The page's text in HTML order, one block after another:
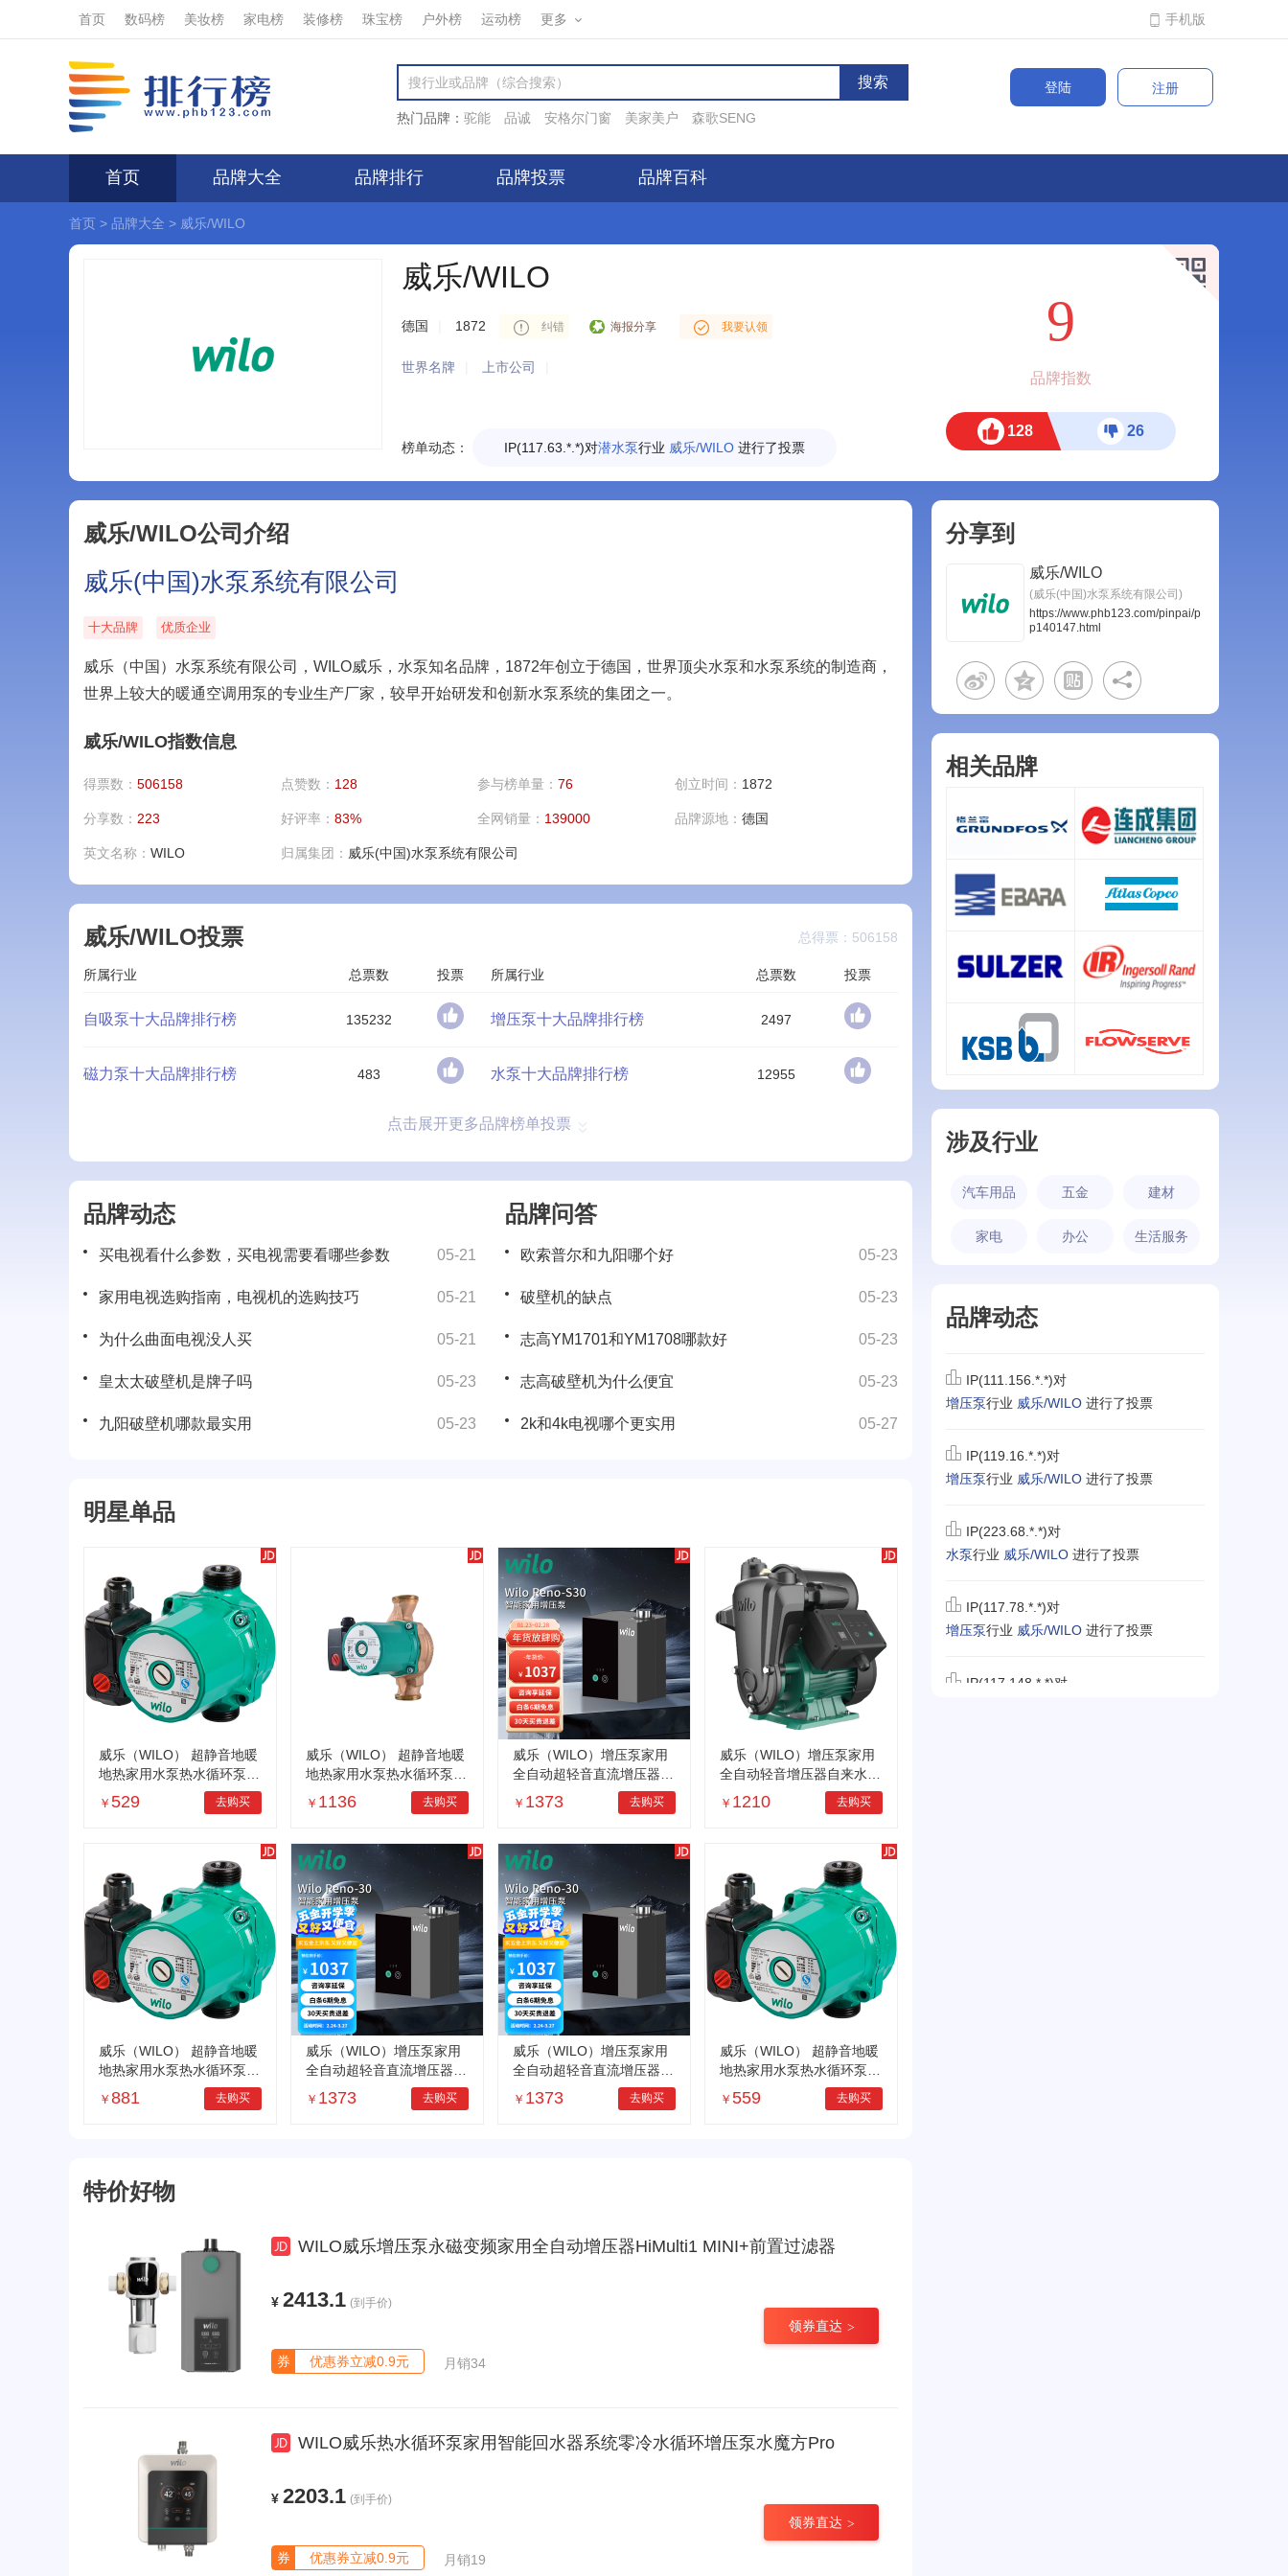
首页 数码榜 美妆榜 家电榜 装修榜 珠宝榜 户外榜 运动榜 更多 手机版
登陆
注册
热门品牌： 驼能 品诚 安格尔门窗 美家美户 森歌SENG
首页 品牌大全 品牌排行 品牌投票 品牌百科
首页 > 品牌大全 > 威乐/WILO
威乐/WILO
德国 1872 纠错 海报分享 我要认领
世界名牌 上市公司
榜单动态：
IP(117.78.*.*)对增压泵行业 威乐/WILO进行了投票
IP(117.148.*.*)对
IP(111.156.*.*)对增压泵行业威乐/WILO 进行了投票
IP(119.16.*.*)对增压泵行业威乐/WILO进行了投票
9
品牌指数
128 26
威乐/WILO公司介绍
威乐(中国)水泵系统有限公司
十大品牌 优质企业
威乐（中国）水泵系统有限公司，WILO威乐，水泵知名品牌，1872年创立于德国，世界顶尖水泵和水泵系统的制造商，
世界上较大的暖通空调用泵的专业生产厂家，较早开始研发和创新水泵系统的集团之一。
威乐/WILO指数信息
得票数： 506158 点赞数： 128 参与榜单量： 76 创立时间： 1872
分享数： 223 好评率： 83% 全网销量： 139000 品牌源地： 德国
英文名称： WILO 归属集团： 威乐(中国)水泵系统有限公司
总得票：506158
威乐/WILO投票
所属行业 总票数 投票 所属行业 总票数 投票
自吸泵十大品牌排行榜 135232 增压泵十大品牌排行榜 2497
磁力泵十大品牌排行榜 483 水泵十大品牌排行榜 12955
点击展开更多品牌榜单投票
品牌动态
买电视看什么参数，买电视需要看哪些参数 05-21
家用电视选购指南，电视机的选购技巧 05-21
为什么曲面电视没人买 05-21
皇太太破壁机是牌子吗 05-23
九阳破壁机哪款最实用 05-23
品牌问答
欧索普尔和九阳哪个好 05-23
破壁机的缺点 05-23
志高YM1701和YM1708哪款好 05-23
志高破壁机为什么便宜 05-23
2k和4k电视哪个更实用 05-27
明星单品
威乐（WILO） 超静音地暖
地热家用水泵热水循环泵锅
炉管道回水系统暖气增压泵
RS25/6铁泵头【手动插拔
￥ 529 去购买
威乐（WILO） 超静音地暖
地热家用水泵热水循环泵锅
炉管道回水系统暖气增压泵
RS25/8铜泵头【智能温控
￥ 1136 去购买
威乐（WILO）增压泵家用
全自动超轻音直流增压器自
来水管道全屋马桶花洒洗手
池 水精灵Reno-30【30米
￥ 1373 去购买
威乐（WILO）增压泵家用
全自动轻音增压器自来水太
阳热水器智能马桶自吸抽水
泵 PW-178EH【全自动】
￥ 1210 去购买
威乐（WILO） 超静音地暖
地热家用水泵热水循环泵锅
炉管道回水系统暖气增压泵
RS15/6铜泵头【智能温控
￥ 881 去购买
威乐（WILO）增压泵家用
全自动超轻音直流增压器自
来水管道全屋马桶花洒洗手
池 水精灵Reno-30【30米
￥ 1373 去购买
威乐（WILO）增压泵家用
全自动超轻音直流增压器自
来水管道全屋马桶花洒洗手
池 水精灵Reno-30【30米
￥ 1373 去购买
威乐（WILO） 超静音地暖
地热家用水泵热水循环泵锅
炉管道回水系统暖气增压泵
RS25/6铁泵头【手动插拔
￥ 559 去购买
特价好物
WILO威乐增压泵永磁变频家用全自动增压器HiMulti1 MINI+前置过滤器
¥ 2413.1 (到手价)
券 优惠券立减0.9元 月销34
领券直达
WILO威乐热水循环泵家用智能回水器系统零冷水循环增压泵水魔方Pro
¥ 2203.1 (到手价)
券 优惠券立减0.9元 月销19
领券直达
分享到
威乐/WILO
(威乐(中国)水泵系统有限公司)
https://www.phb123.com/pinpai/p
p140147.html
相关品牌
查看详情
连成
查看详情
荏原/EBARA
查看详情
Atlas Copco
查看详情
苏尔寿/SULZER
查看详情 查看详情
涉及行业
汽车用品 五金 建材
家电 办公 生活服务
品牌动态
增压泵
威乐/WILO
增压泵
威乐/WILO
水泵
威乐/WILO
增压泵
威乐/WILO
磁力泵
威乐/WILO